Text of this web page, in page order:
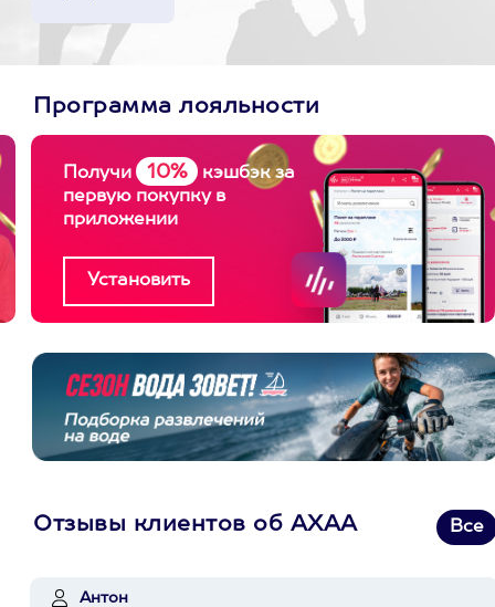
Программа лояльности
Получи 10%
кэшбэк за
первую покупку в
приложении
Отзывы клиентов об АХАА Все
Антон